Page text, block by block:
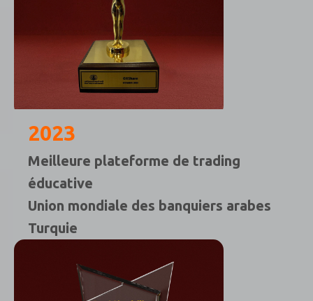
2023
Meilleure plateforme de trading
éducative
Union mondiale des banquiers arabes
Turquie